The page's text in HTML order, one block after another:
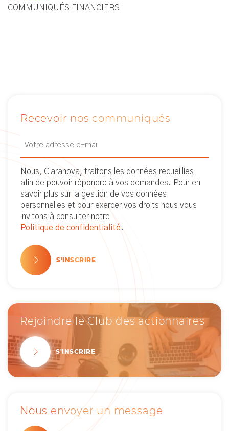
COMMUNIQUÉS FINANCIERS
Recevoir nos communiqués
Newsletter
Nous, Claranova, traitons les données recueillies
afin de pouvoir répondre à vos demandes. Pour en
savoir plus sur la gestion de vos données
personnelles et pour exercer vos droits nous vous
invitons à consulter notre
Politique de confidentialité.
S'INSCRIRE
Rejoindre le Club des actionnaires
S'INSCRIRE
Nous envoyer un message